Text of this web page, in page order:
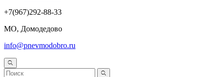
+7(967)292-88-33
МО, Домодедово
info@pnevmodobro.ru